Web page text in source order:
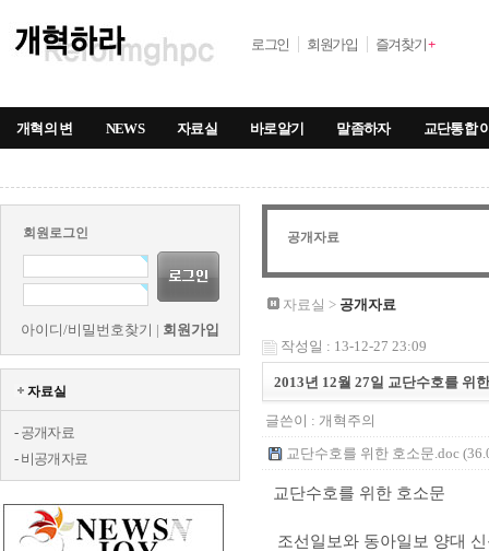
로그인 회원가입 즐겨찾기+
개혁의 변 NEWS 자료실 바로알기 말좀하자 교단통합
회원로그인
아이디/비밀번호찾기 | 회원가입
자료실
- 공개자료
- 비공개자료
공개자료
자료실 > 공개자료
작성일 : 13-12-27 23:09
2013년 12월 27일 교단수호를 위
글쓴이 : 개혁주의
교단수호를 위한 호소문.doc
교단수호를 위한 호소문
조선일보와 동아일보 양대